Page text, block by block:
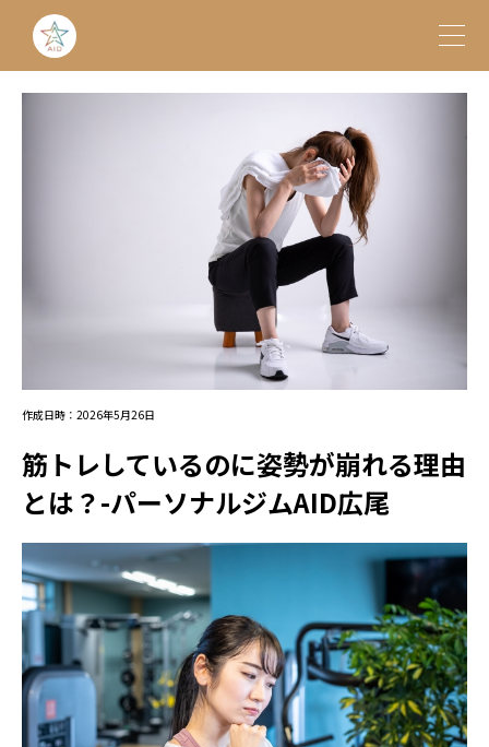
作成日時：2026年5月26日
筋トレしているのに姿勢が崩れる理由
とは？-パーソナルジムAID広尾